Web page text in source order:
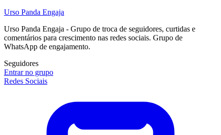
Urso Panda Engaja
Urso Panda Engaja - Grupo de troca de seguidores, curtidas e
comentários para crescimento nas redes sociais. Grupo de
WhatsApp de engajamento.
Seguidores
Entrar no grupo
Redes Sociais